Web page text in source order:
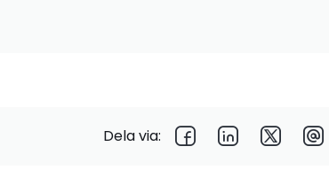
Dela via: